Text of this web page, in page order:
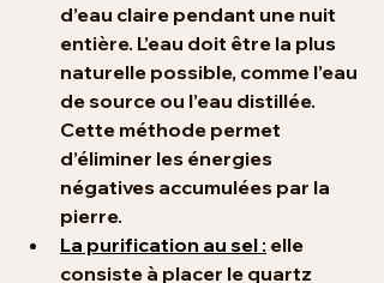
d’eau claire pendant une nuit
entière. L’eau doit être la plus
naturelle possible, comme l’eau
de source ou l’eau distillée.
Cette méthode permet
d’éliminer les énergies
négatives accumulées par la
pierre.
La purification au sel : elle
consiste à placer le quartz